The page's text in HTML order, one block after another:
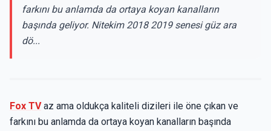
farkını bu anlamda da ortaya koyan kanalların
başında geliyor. Nitekim 2018 2019 senesi güz ara
dö...
Fox TVaz ama oldukça kaliteli dizileri ile öne çıkan ve
farkını bu anlamda da ortaya koyan kanalların başında